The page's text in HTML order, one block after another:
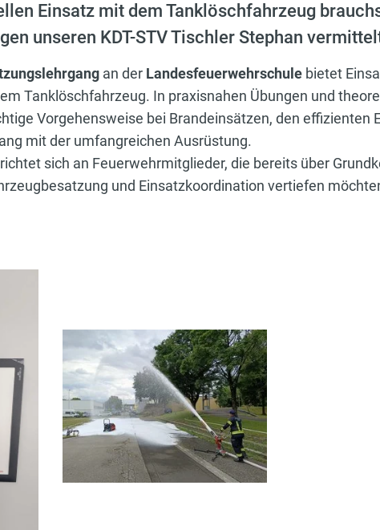
Einsatz mit dem Tanklöschfahrzeug
unseren KDT-STV Tischler Stephan
an der Landesfeuerwehrschule bietet
Tanklöschfahrzeug. In praxisnahen Übungen und
Vorgehensweise bei Brandeinsätzen, den effizienten
mit der umfangreichen Ausrüstung.
sich an Feuerwehrmitglieder, die bereits über
und Einsatzkoordination vertiefen